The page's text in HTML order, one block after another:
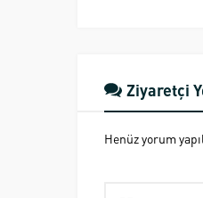
Ziyaretçi
Henüz yorum